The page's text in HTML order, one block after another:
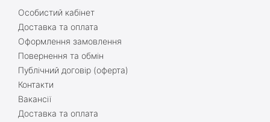
Особистий кабінет
Доставка та оплата
Оформлення замовлення
Повернення та обмін
Публічний договір (оферта)
Контакти
Вакансії
Доставка та оплата